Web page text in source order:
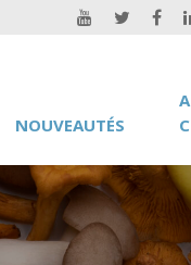
NOUVEAUTÉS